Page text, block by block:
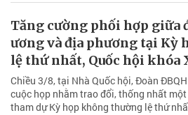
Tăng cường phối hợp giữa
ương và địa phương tại Kỳ
lệ thứ nhất, Quốc hội khóa
Chiều 3/8, tại Nhà Quốc hội, Đoàn
cuộc họp nhằm trao đổi, thống nhất
tham dự Kỳ họp không thường lệ thứ